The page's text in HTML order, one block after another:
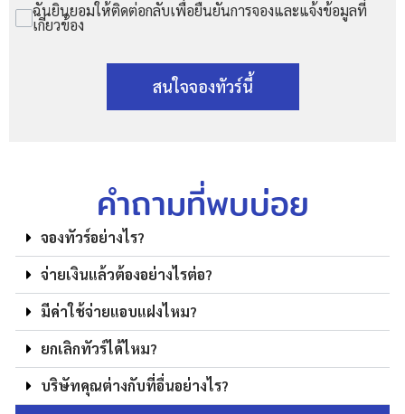
ฉันยินยอมให้ติดต่อกลับเพื่อยืนยันการจองและแจ้งข้อมูลที่
เกี่ยวข้อง
สนใจจองทัวร์นี้
คำถามที่พบบ่อย
จองทัวร์อย่างไร?
จ่ายเงินแล้วต้องอย่างไรต่อ?
มีค่าใช้จ่ายแอบแฝงไหม?
ยกเลิกทัวร์ได้ไหม?
บริษัทคุณต่างกับที่อื่นอย่างไร?